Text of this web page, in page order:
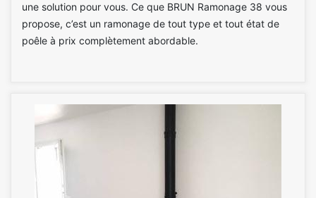
une solution pour vous. Ce que BRUN Ramonage 38 vous
propose, c’est un ramonage de tout type et tout état de
poêle à prix complètement abordable.